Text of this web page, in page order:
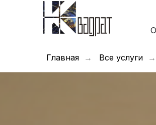
Главная → Все услуги →